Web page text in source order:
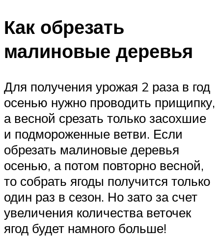
Как обрезать
малиновые деревья
Для получения урожая 2 раза в год
осенью нужно проводить прищипку,
а весной срезать только засохшие
и подмороженные ветви. Если
обрезать малиновые деревья
осенью, а потом повторно весной,
то собрать ягоды получится только
один раз в сезон. Но зато за счет
увеличения количества веточек
ягод будет намного больше!